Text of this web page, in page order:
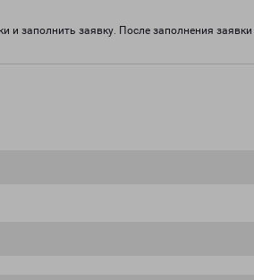
и заполнить заявку. После заполнения